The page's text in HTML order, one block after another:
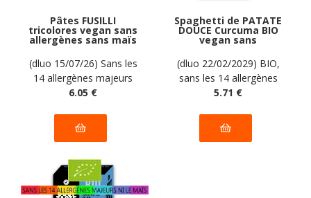
Pâtes FUSILLI
tricolores vegan sans
allergènes sans maïs
Orgran : 350
grammes
(dluo 15/07/26) Sans les
14 allergènes majeurs
6.05 €
Spaghetti de PATATE
DOUCE Curcuma BIO
vegan sans
allergènes sans maïs
Just Taste : 250
grammes
(dluo 22/02/2029) BIO,
sans les 14 allergènes
majeurs, sans maïs
5.71 €